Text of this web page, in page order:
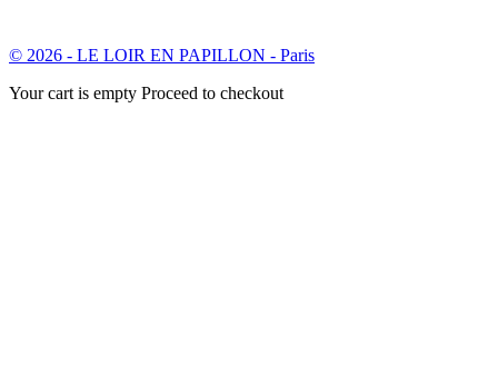
© 2026 - LE LOIR EN PAPILLON - Paris
Your cart is empty Proceed to checkout